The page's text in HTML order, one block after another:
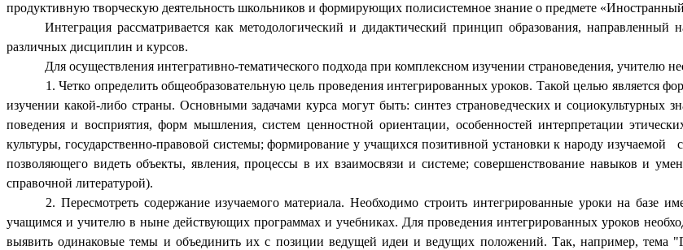
продуктивную творческую деятельность школьников и формирующих полисистемное знание о предмете
Интеграция рассматривается как методологический и дидактический принцип образования,
различных дисциплин и курсов.
Для осуществления интегративно-тематического подхода при комплексном изучении страноведения, учителю
1. Четко определить общеобразовательную цель проведения интегрированных уроков. Такой целью является
изучении какой-либо страны. Основными задачами курса могут быть: синтез страноведческих и социокультурных
поведения и восприятия, форм мышления, систем ценностной ориентации, особенностей интерпретации
культуры, государственно-правовой системы; формирование у учащихся позитивной установки к народу
позволяющего видеть объекты, явления, процессы в их взаимосвязи и системе; совершенствование навыков и
справочной литературой).
2. Пересмотреть содержание изучаемого материала. Необходимо строить интегрированные уроки на базе
учащимся и учителю в ныне действующих программах и учебниках. Для проведения интегрированных уроков
выявить одинаковые темы и объединить их с позиции ведущей идеи и ведущих положений. Так, например, тема